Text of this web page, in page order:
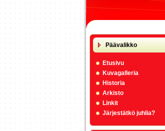
Päävalikko
Etusivu
Kuvagalleria
Historia
Arkisto
Linkit
Järjestätkö juhlia?